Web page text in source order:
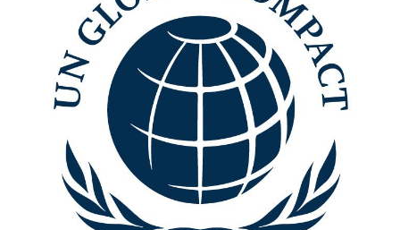
Governance
コーポレート・ガバナンス報告書